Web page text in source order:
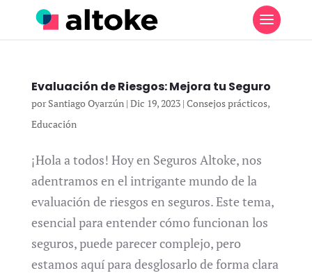
Evaluación de Riesgos: Mejora tu Seguro
porSantiago Oyarzún| Dic 19, 2023| Consejos prácticos,
Educación
¡Hola a todos! Hoy en Seguros Altoke, nos
adentramos en el intrigante mundo de la
evaluación de riesgos en seguros. Este tema,
esencial para entender cómo funcionan los
seguros, puede parecer complejo, pero
estamos aquí para desglosarlo de forma clara